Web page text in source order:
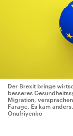
Der Brexit bringe
besseres
Migration,
Farage. Es kam anders.
Onufriyenko